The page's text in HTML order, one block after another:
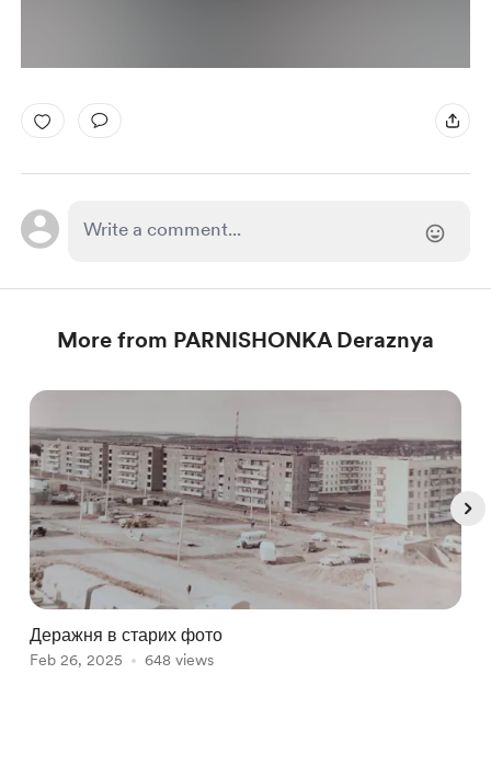
More from PARNISHONKA Deraznya
Деражня в старих фото
Feb 26, 2025 648 views